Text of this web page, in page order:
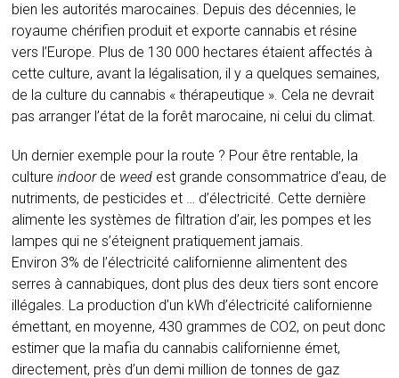
bien les autorités marocaines. Depuis des décennies, le
royaume chérifien produit et exporte cannabis et résine
vers l’Europe. Plus de 130 000 hectares étaient affectés à
cette culture, avant la légalisation, il y a quelques semaines,
de la culture du cannabis « thérapeutique ». Cela ne devrait
pas arranger l’état de la forêt marocaine, ni celui du climat.
Un dernier exemple pour la route ? Pour être rentable, la
cultureindoorde weed est grande consommatrice d’eau, de
nutriments, de pesticides et … d’électricité. Cette dernière
alimente les systèmes de filtration d’air, les pompes et les
lampes qui ne s’éteignent pratiquement jamais.
Environ 3% de l’électricité californienne alimentent des
serres à cannabiques, dont plus des deux tiers sont encore
illégales. La production d’un kWh d’électricité californienne
émettant, en moyenne, 430 grammes de CO2, on peut donc
estimer que la mafia du cannabis californienne émet,
directement, près d’un demi million de tonnes de gaz